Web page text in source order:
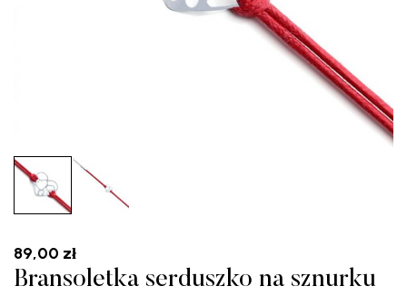
89,00 zł
Bransoletka serduszko na sznurku